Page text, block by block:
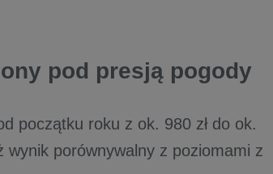
pod presją pogody
początku roku z ok. 980 zł do ok.
wynik porównywalny z poziomami z